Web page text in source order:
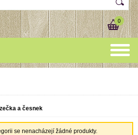
0
a česnek
se nenacházejí žádné produkty.